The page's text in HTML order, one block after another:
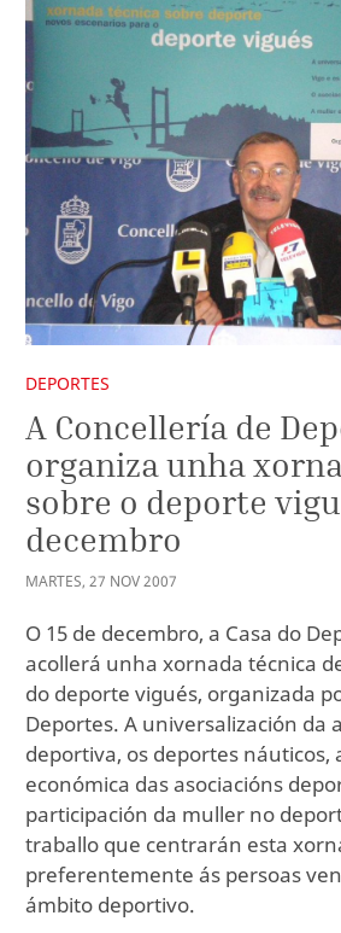
DEPORTES
A Concellería de
organiza unha
sobre o deporte
decembro
MARTES, 27 NOV2007
O 15 de decembro, a Casa do
acollerá unha xornada técnica
do deporte vigués, organizada
Deportes. A universalización da
deportiva, os deportes náuticos,
económica das asociacións
participación da muller no
traballo que centrarán esta
preferentemente ás persoas
ámbito deportivo.